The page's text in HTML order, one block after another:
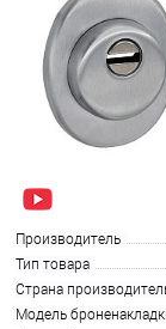
Производитель
Тип товара
Страна
Модель